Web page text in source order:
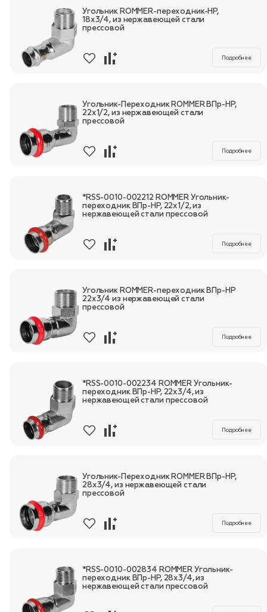
Подробнее
Угольник ROMMER-переходник-НР,
18х3/4, из нержавеющей стали
прессовой
Подробнее
Угольник-Переходник ROMMER ВПр-НР,
22х1/2, из нержавеющей стали
прессовой
Подробнее
*RSS-0010-002212 ROMMER Угольник-
переходник ВПр-НР, 22х1/2, из
нержавеющей стали прессовой
Подробнее
Угольник ROMMER-переходник ВПр-НР
22х3/4 из нержавеющей стали
прессовой
Подробнее
*RSS-0010-002234 ROMMER Угольник-
переходник ВПр-НР, 22х3/4, из
нержавеющей стали прессовой
Подробнее
Угольник-Переходник ROMMER ВПр-НР,
28х3/4, из нержавеющей стали
прессовой
*RSS-0010-002834 ROMMER Угольник-
переходник ВПр-НР, 28х3/4, из
нержавеющей стали прессовой